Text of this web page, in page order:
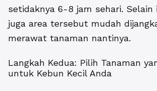
setidaknya 6-8 jam sehari.
juga area tersebut mudah
merawat tanaman nantinya.
Langkah Kedua: Pilih Tanaman
untuk Kebun Kecil Anda